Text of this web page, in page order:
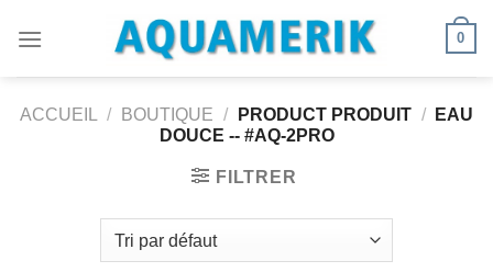
0
ACCUEIL / BOUTIQUE / PRODUCT PRODUIT /
EAU
DOUCE -- #AQ-2PRO
FILTRER